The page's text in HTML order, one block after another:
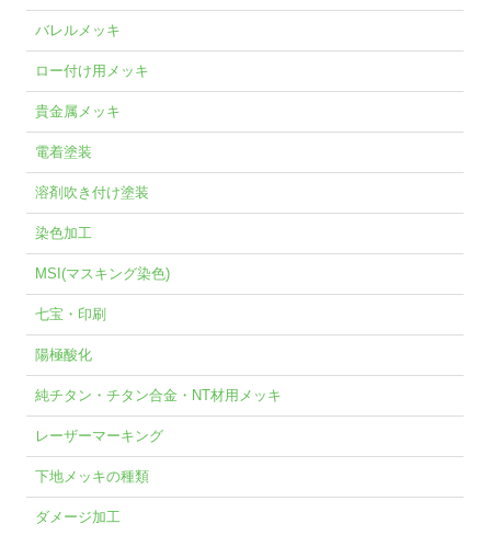
バレルメッキ
ロー付け用メッキ
貴金属メッキ
電着塗装
溶剤吹き付け塗装
染色加工
MSI(マスキング染色)
七宝・印刷
陽極酸化
純チタン・チタン合金・NT材用メッキ
レーザーマーキング
下地メッキの種類
ダメージ加工